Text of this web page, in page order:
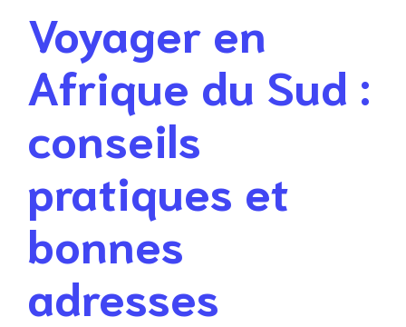
Voyager en
Afrique du Sud :
conseils
pratiques et
bonnes
adresses